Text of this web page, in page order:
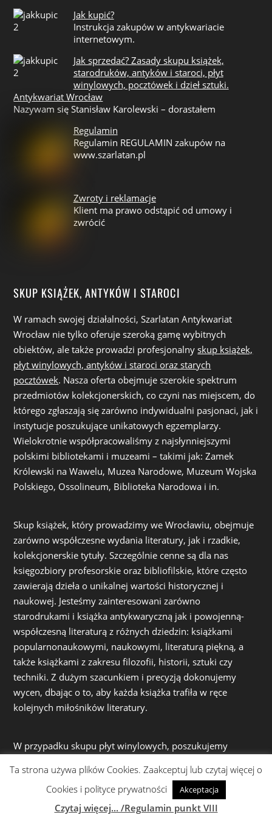
Jak kupić?
Instrukcja zakupów w antykwariacie
internetowym.
Jak sprzedać? Zasady skupu książek,
starodruków, antyków i staroci, płyt
winylowych, pocztówek i dzieł sztuki.
Antykwariat Wrocław
Nazywam się Stanisław Karolewski – dorastałem
Regulamin
Regulamin REGULAMIN zakupów na
www.szarlatan.pl
Zwroty i reklamacje
Klient ma prawo odstąpić od umowy i
zwrócić
SKUP KSIĄŻEK, ANTYKÓW I STAROCI
W ramach swojej działalności, Szarlatan Antykwariat
Wrocław nie tylko oferuje szeroką gamę wybitnych
obiektów, ale także prowadzi profesjonalnyskup książek,
płyt winylowych, antyków i staroci oraz starych
pocztówek. Nasza oferta obejmuje szerokie spektrum
przedmiotów kolekcjonerskich, co czyni nas miejscem, do
którego zgłaszają się zarówno indywidualni pasjonaci, jak i
instytucje poszukujące unikatowych egzemplarzy.
Wielokrotnie współpracowaliśmy z najsłynniejszymi
polskimi bibliotekami i muzeami – takimi jak: Zamek
Królewski na Wawelu, Muzea Narodowe, Muzeum Wojska
Polskiego, Ossolineum, Biblioteka Narodowa i in.
Skup książek, który prowadzimy we Wrocławiu, obejmuje
zarówno współczesne wydania literatury, jak i rzadkie,
kolekcjonerskie tytuły. Szczególnie cenne są dla nas
księgozbiory profesorskie oraz bibliofilskie, które często
zawierają dzieła o unikalnej wartości historycznej i
naukowej. Jesteśmy zainteresowani zarówno
starodrukami i książka antykwaryczną jak i powojenną-
współczesną literaturą z różnych dziedzin: książkami
popularnonaukowymi, naukowymi, literaturą piękną, a
także książkami z zakresu filozofii, historii, sztuki czy
techniki. Z dużym szacunkiem i precyzją dokonujemy
wycen, dbając o to, aby każda książka trafiła w ręce
kolejnych miłośników literatury.
W przypadku skupu płyt winylowych, poszukujemy
rzadkich wydań, które mogą wzbogacić kolekcje
audiofilów i pasjonatów muzyki. Nasza oferta skupowa
obejmuje również stare pocztówki, które nie tylko mają
Ta strona używa plików Cookies. Zaakceptuj lub czytaj więcej o
Cookies i polityce prywatności
Akceptacja
Czytaj więcej... /Regulamin punkt VIII